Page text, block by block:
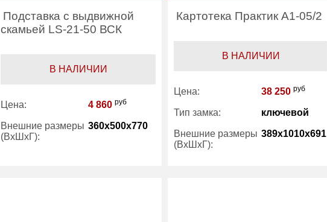
Подставка с выдвижной
скамьей LS-21-50 ВСК
В НАЛИЧИИ
Цена: 4 860 руб
Внешние размеры
(ВхШхГ):
360x500x770
Картотека Практик A1-05/2
В НАЛИЧИИ
Цена: 38 250 руб
Тип замка: ключевой
Внешние размеры
(ВхШхГ):
389x1010x691